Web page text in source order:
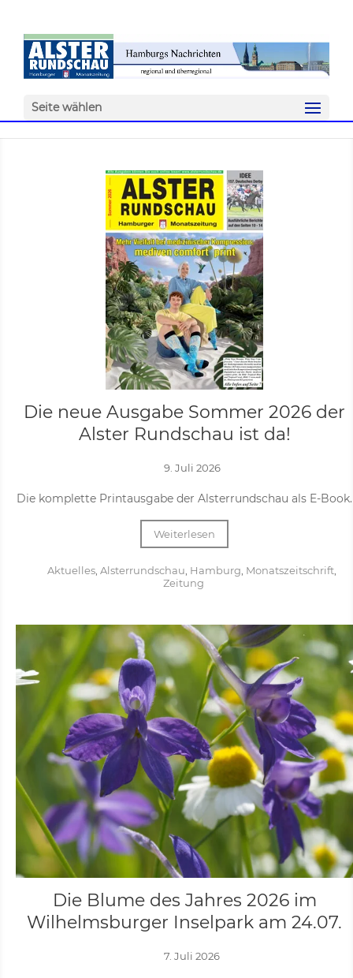
Seite wählen
Die neue Ausgabe Sommer 2026 der
Alster Rundschau ist da!
9. Juli 2026
Die komplette Printausgabe der Alsterrundschau als E-Book.
Weiterlesen
Aktuelles ,Alsterrundschau Hamburg Monatszeitschrift
Zeitung
Die Blume des Jahres 2026 im
Wilhelmsburger Inselpark am 24.07.
7. Juli 2026